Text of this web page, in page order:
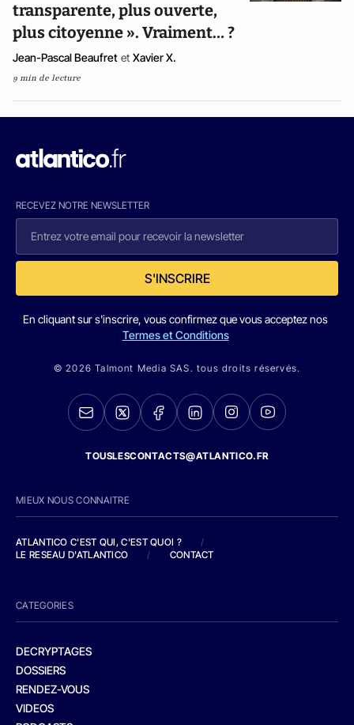
transparente, plus ouverte,
plus citoyenne ». Vraiment… ?
Jean-Pascal Beaufret et Xavier X.
9 min de lecture
RECEVEZ NOTRE NEWSLETTER
S'INSCRIRE
En cliquant sur s'inscrire, vous confirmez que vous acceptez nos
Termes et Conditions
© 2026 Talmont Media SAS. tous droits réservés.
TOUSLESCONTACTS@ATLANTICO.FR
MIEUX NOUS CONNAITRE
ATLANTICO C'EST QUI, C'EST QUOI ?
/
LE RESEAU D'ATLANTICO
/ CONTACT
CATEGORIES
DECRYPTAGES
DOSSIERS
RENDEZ-VOUS
VIDEOS